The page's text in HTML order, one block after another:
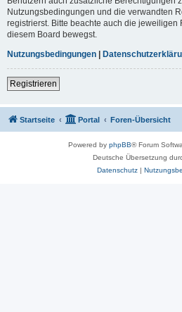
Nutzungsbedingungen und die verwandten
registrierst. Bitte beachte auch die jeweiligen
diesem Board bewegst.
Nutzungsbedingungen |
Registrieren
Startseite Portal Foren-Übersicht
Powered by phpBB® Forum
Deutsche Übersetzung
Datenschutz|